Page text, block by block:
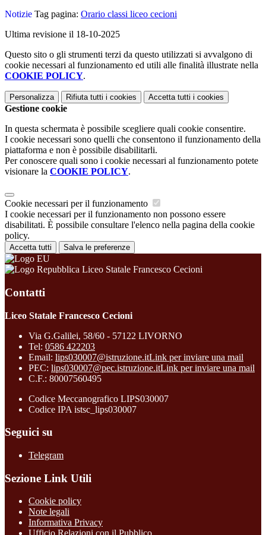
Notizie Tag pagina: Orario classi liceo cecioni
Ultima revisione il 18-10-2025
Questo sito o gli strumenti terzi da questo utilizzati si avvalgono di
cookie necessari al funzionamento ed utili alle finalità illustrate nella
COOKIE POLICY.
Personalizza Rifiuta tutti i cookies Accetta tutti i cookies
Gestione cookie
In questa schermata è possibile scegliere quali cookie consentire.
I cookie necessari sono quelli che consentono il funzionamento della
piattaforma e non è possibile disabilitarli.
Per conoscere quali sono i cookie necessari al funzionamento potete
visionare la COOKIE POLICY.
Cookie necessari per il funzionamento
I cookie necessari per il funzionamento non possono essere
disabilitati. È possibile consultare l'elenco nella pagina della cookie
policy.
Accetta tutti Salva le preferenze
Liceo Statale Francesco Cecioni
Contatti
Liceo Statale Francesco Cecioni
Via G.Galilei, 58/60 - 57122 LIVORNO
Tel: 0586 422203
Email: lips030007@istruzione.itLink per inviare una mail
PEC: lips030007@pec.istruzione.itLink per inviare una mail
C.F.: 80007560495
Codice Meccanografico LIPS030007
Codice IPA istsc_lips030007
Seguici su
Telegram
Sezione Link Utili
Cookie policy
Note legali
Informativa Privacy